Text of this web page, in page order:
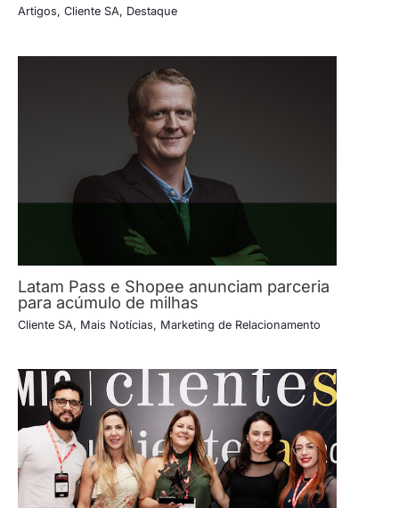
Artigos, Cliente SA, Destaque
Latam Pass e Shopee anunciam parceria
para acúmulo de milhas
Cliente SA, Mais Notícias, Marketing de Relacionamento